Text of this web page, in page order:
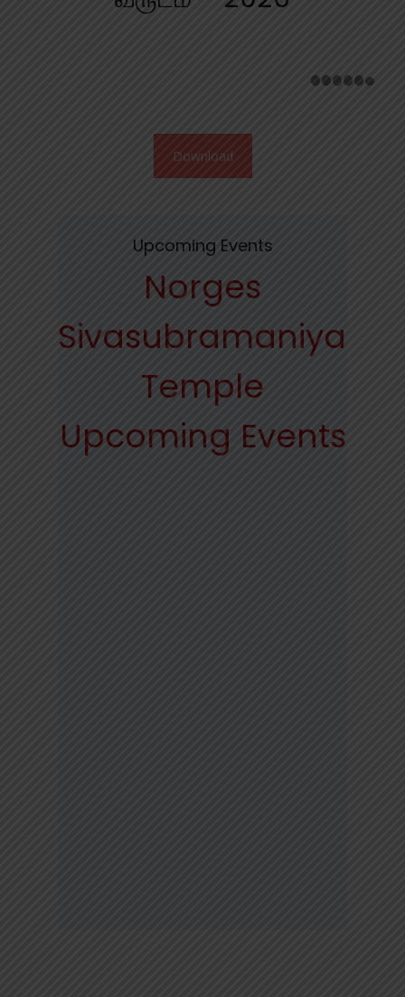
Download
Upcoming Events
Norges
Sivasubramaniyar
Temple
Upcoming Events